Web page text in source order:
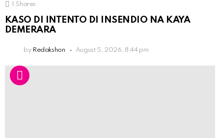
1 Shares
KASO DI INTENTO DI INSENDIO NA KAYA
DEMERARA
by Redakshon August 5, 2026, 8:44 pm